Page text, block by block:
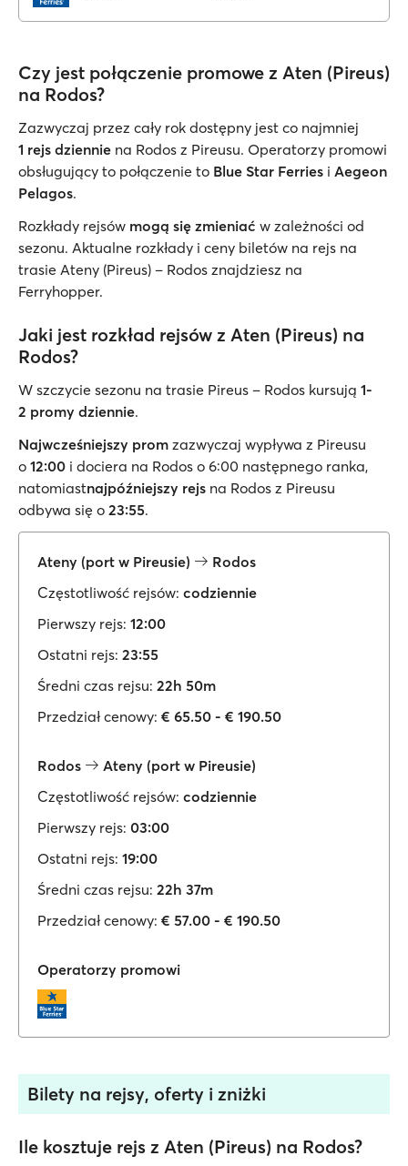
Czy jest połączenie promowe z Aten (Pireus)
na Rodos?
Zazwyczaj przez cały rok dostępny jest co najmniej
1 rejs dziennie na Rodos z Pireusu. Operatorzy promowi
obsługujący to połączenie to Blue Star Ferries i Aegeon
Pelagos.
Rozkłady rejsów mogą się zmieniać w zależności od
sezonu. Aktualne rozkłady i ceny biletów na rejs na
trasie Ateny (Pireus) – Rodos znajdziesz na
Ferryhopper.
Jaki jest rozkład rejsów z Aten (Pireus) na
Rodos?
W szczycie sezonu na trasie Pireus – Rodos kursują 1-
2 promy dziennie.
Najwcześniejszy prom zazwyczaj wypływa z Pireusu
o 12:00 i dociera na Rodos o 6:00 następnego ranka,
natomiastnajpóźniejszy rejs na Rodos z Pireusu
odbywa się o 23:55.
Ateny (port w Pireusie)
Rodos
Częstotliwość rejsów: codziennie
Pierwszy rejs: 12:00
Ostatni rejs: 23:55
Średni czas rejsu: 22h 50m
Przedział cenowy: € 65.50 - € 190.50
Rodos
Ateny (port w Pireusie)
Częstotliwość rejsów: codziennie
Pierwszy rejs: 03:00
Ostatni rejs: 19:00
Średni czas rejsu: 22h 37m
Przedział cenowy: € 57.00 - € 190.50
Operatorzy promowi
Bilety na rejsy, oferty i zniżki
Ile kosztuje rejs z Aten (Pireus) na Rodos?